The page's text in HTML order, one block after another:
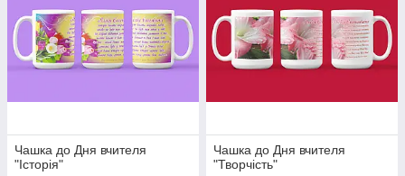
Чашка до Дня вчителя
"Історія"
Чашка до Дня вчителя
"Творчість"